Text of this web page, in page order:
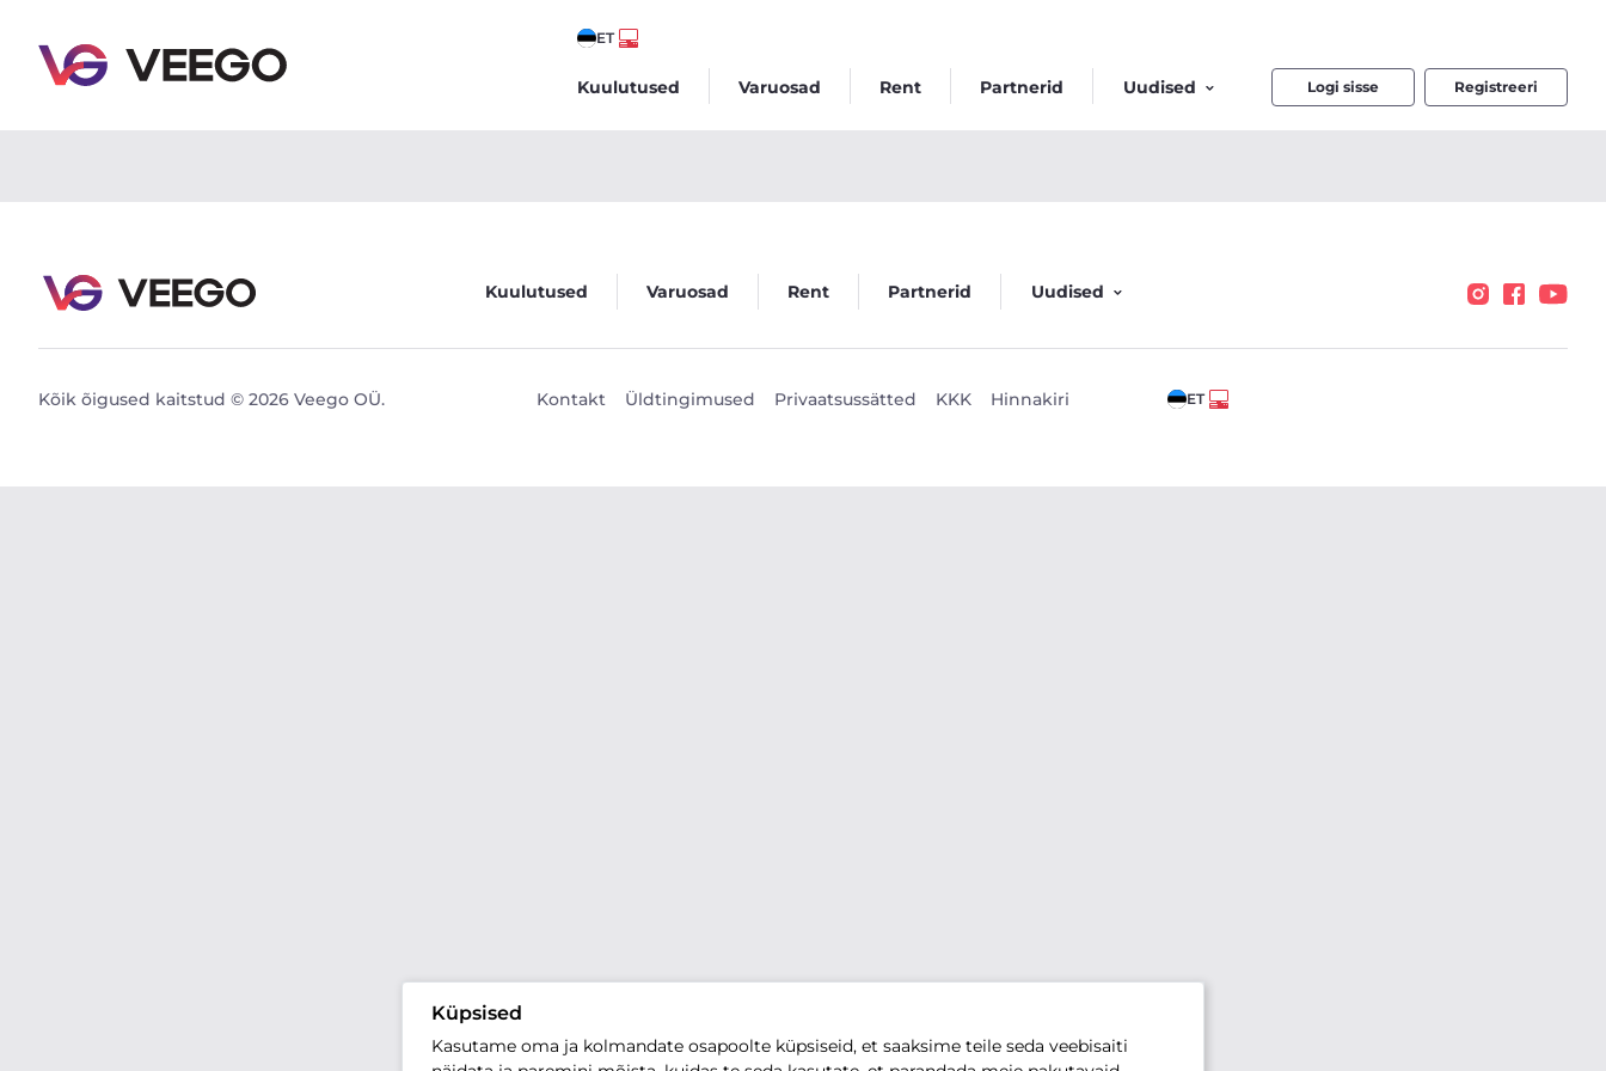
ET
Kuulutused Varuosad Rent Partnerid Uudised Logi sisse Registreeri
Küpsised
Kasutame oma ja kolmandate osapoolte küpsiseid, et saaksime teile seda veebisaiti
Kuulutused Varuosad Rent Partnerid Uudised
Kõik õigused kaitstud © 2026 Veego OÜ. Kontakt Üldtingimused Privaatsussätted KKK Hinnakiri ET